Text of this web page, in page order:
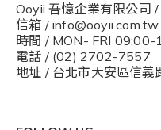
Ooyii 吾憶企業有限公司
信箱 / info@ooyii.com.tw
時間 / MON- FRI 09:00-
電話 / (02) 2702-7557
地址 / 台北市大安區信